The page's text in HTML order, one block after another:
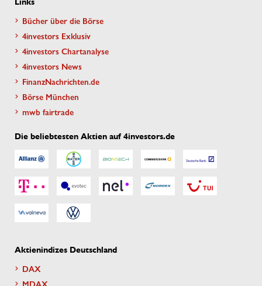
Links
Bücher über die Börse
4investors Exklusiv
4investors Chartanalyse
4investors News
FinanzNachrichten.de
Börse München
mwb fairtrade
Die beliebtesten Aktien auf 4investors.de
Aktienindizes Deutschland
DAX
MDAX